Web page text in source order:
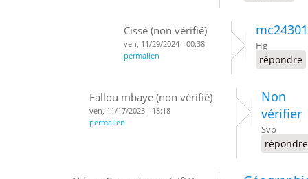
Cissé (non vérifié)
ven, 11/29/2024 - 00:38
permalien
Hg
répondre
Fallou mbaye (non vérifié)
ven, 11/17/2023 - 18:18
permalien
Non
vérifier
Svp
répondre